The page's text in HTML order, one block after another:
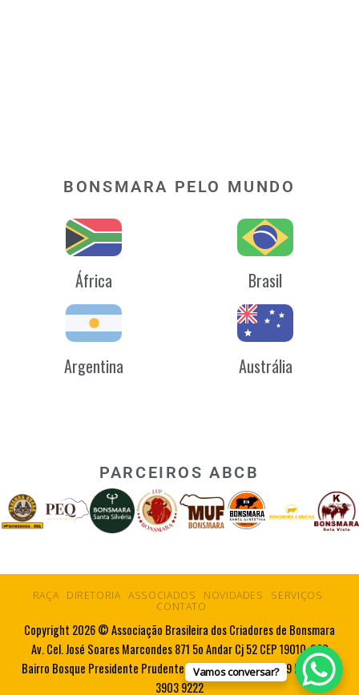
BONSMARA PELO MUNDO
África Brasil
Argentina Austrália
PARCEIROS ABCB
RAÇA DIRETORIA ASSOCIADOS NOVIDADES
SERVIÇOS
CONTATO
Copyright 2026 © Associação Brasileira dos Criadores de Bonsmara
Av. Cel. José Soares Marcondes 871 5o Andar Cj 52 CEP 19010-080
Bairro Bosque Presidente Prudente SP Tel. 55 18 3223 5719 Fax. 55 18
3903 9222
Vamos conversar?